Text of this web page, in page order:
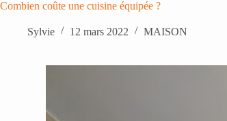
Combien coûte une cuisine équipée ?
Sylvie 12 mars 2022 MAISON